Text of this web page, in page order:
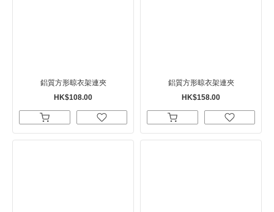
鋁質方形晾衣架連夾
HK$108.00
鋁質方形晾衣架連夾
HK$158.00